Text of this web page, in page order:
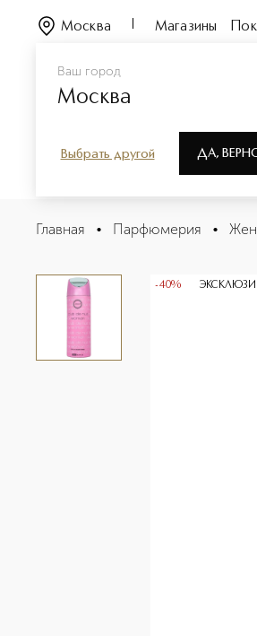
Ваш город
Москва
Выбрать другой ДА,
Москва Магазины
ARMAF CLUB DE NUIT WOMAN
Описание
Главная • Парфюмерия •
-40%